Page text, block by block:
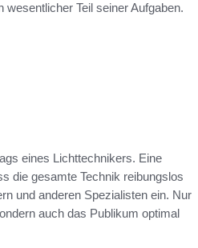
Teil seiner Aufgaben.
eines Lichttechnikers. Eine
die gesamte Technik reibungslos
und anderen Spezialisten ein. Nur
auch das Publikum optimal